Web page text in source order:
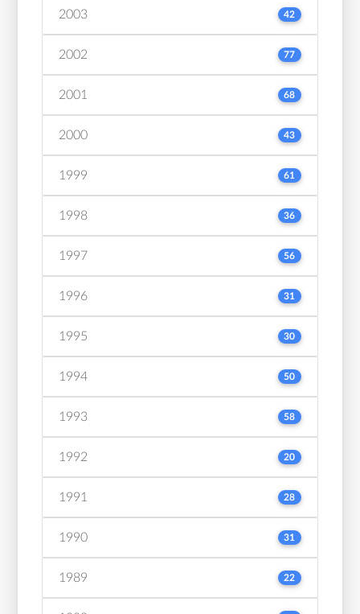
2003 42
2002 77
2001 68
2000 43
1999 61
1998 36
1997 56
1996 31
1995 30
1994 50
1993 58
1992 20
1991 28
1990 31
1989 22